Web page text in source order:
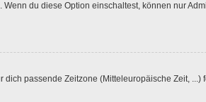
du diese Option einschaltest, können nur
passende Zeitzone (Mitteleuropäische Zeit,